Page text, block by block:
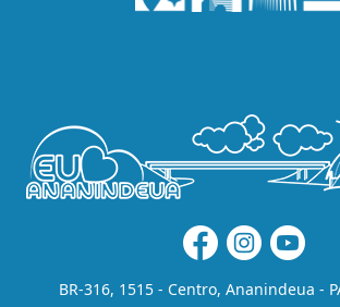
BR-316, 1515 - Centro, Ananindeua -